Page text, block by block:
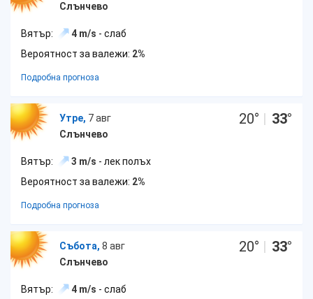
Слънчево
Вятър: 4 m/s - слаб
Вероятност за валежи: 2%
Подробна прогноза
Утре, 7 авг
Слънчево
20° | 33°
Вятър: 3 m/s - лек полъх
Вероятност за валежи: 2%
Подробна прогноза
Събота, 8 авг
Слънчево
20° | 33°
Вятър: 4 m/s - слаб